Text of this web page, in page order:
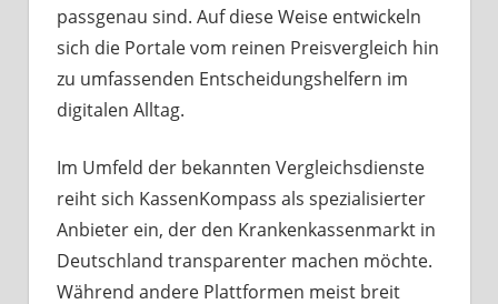
passgenau sind. Auf diese Weise entwickeln
sich die Portale vom reinen Preisvergleich hin
zu umfassenden Entscheidungshelfern im
digitalen Alltag.
Im Umfeld der bekannten Vergleichsdienste
reiht sich KassenKompass als spezialisierter
Anbieter ein, der den Krankenkassenmarkt in
Deutschland transparenter machen möchte.
Während andere Plattformen meist breit